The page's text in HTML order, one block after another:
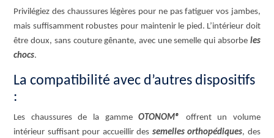
Privilégiez des chaussures légères pour ne pas fatiguer vos jambes,
mais suffisamment robustes pour maintenir le pied. L’intérieur doit
être doux, sans couture gênante, avec une semelle qui absorbe les
chocs.
La compatibilité avec d’autres dispositifs
:
Les chaussures de la gammeOTONOM®
offrent un volume
intérieur suffisant pour accueillir des semelles orthopédiques, des